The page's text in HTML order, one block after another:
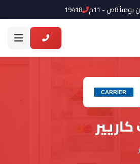
8ص - 11م 19418